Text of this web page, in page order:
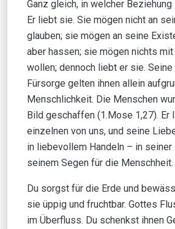
Ganz gleich, in welcher
Er liebt sie. Sie mögen nicht an
glauben; sie mögen an seine
aber hassen; sie mögen nichts
wollen; dennoch liebt er sie. Seine
Fürsorge gelten ihnen allein
Menschlichkeit. Die Menschen
Bild geschaffen (1.Mose 1,27). Er
einzelnen von uns, und seine
in liebevollem Handeln – in seiner
seinem Segen für die Menschheit.
Du sorgst für die Erde und
sie üppig und fruchtbar. Gottes
im Überfluss. Du schenkst ihnen